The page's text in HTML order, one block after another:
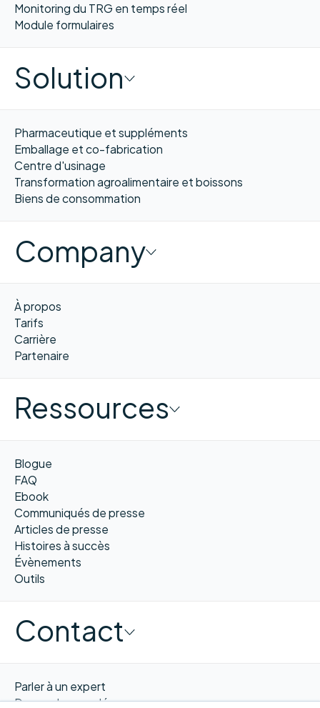
Monitoring du TRG en temps réel
Module formulaires
Solution
Pharmaceutique et suppléments
Emballage et co-fabrication
Centre d'usinage
Transformation agroalimentaire et boissons
Biens de consommation
Company
À propos
Tarifs
Carrière
Partenaire
Ressources
Blogue
FAQ
Ebook
Communiqués de presse
Articles de presse
Histoires à succès
Évènements
Outils
Contact
Parler à un expert
Demander une démo